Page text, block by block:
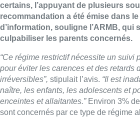
certains, l’appuyant de plusieurs
recommandation a été émise dans
d’information, souligne l’ARMB, qui
culpabiliser les parents concernés.
“Ce régime restrictif nécessite un suivi
pour éviter les carences et des retards
irréversibles”, stipulait l’avis. “Il est
naître, les enfants, les adolescents et
enceintes et allaitantes.”Environ 3%
sont concernés par ce type de régime